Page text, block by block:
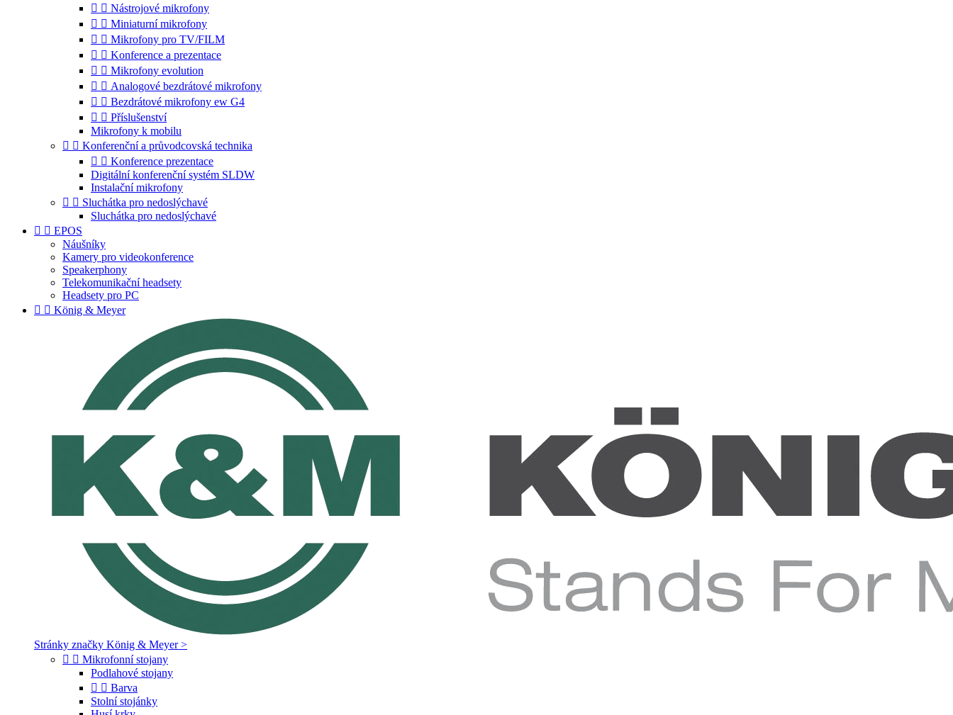
  Nástrojové mikrofony
  Miniaturní mikrofony
  Mikrofony pro TV/FILM
  Konference a prezentace
  Mikrofony evolution
  Analogové bezdrátové mikrofony
  Bezdrátové mikrofony ew G4
  Příslušenství
Mikrofony k mobilu
  Konferenční a průvodcovská technika
  Konference prezentace
Digitální konferenční systém SLDW
Instalační mikrofony
  Sluchátka pro nedoslýchavé
Sluchátka pro nedoslýchavé
  EPOS
Náušníky
Kamery pro videokonference
Speakerphony
Telekomunikační headsety
Headsety pro PC
  König & Meyer
Stránky značky König & Meyer >
  Mikrofonní stojany
Podlahové stojany
  Barva
Stolní stojánky